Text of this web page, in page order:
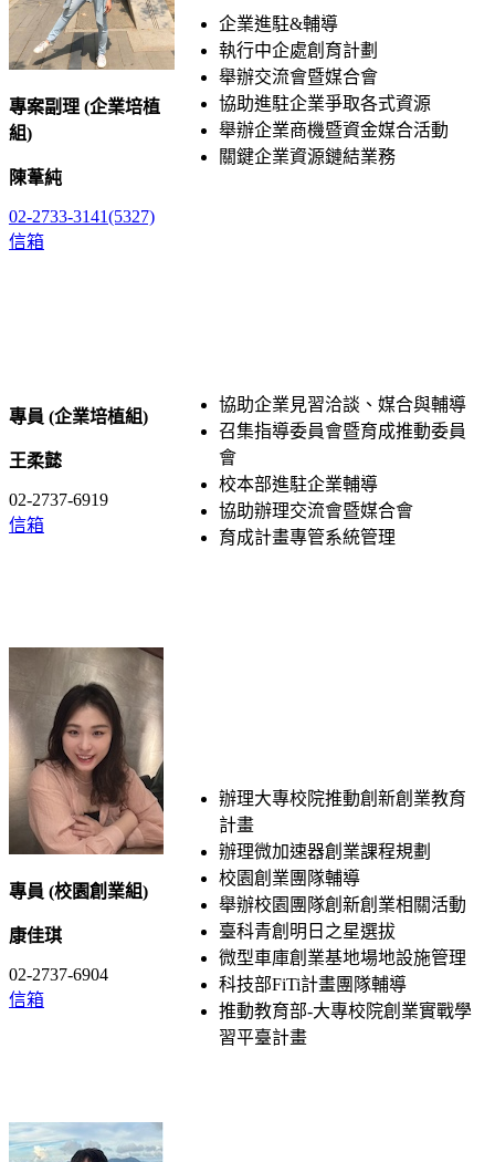
專案副理 (企業培植
組)
陳葦純
02-2733-3141(5327)
信箱
企業進駐&輔導
執行中企處創育計劃
舉辦交流會暨媒合會
協助進駐企業爭取各式資源
舉辦企業商機暨資金媒合活動
關鍵企業資源鏈結業務
專員 (企業培植組)
王柔懿
02-2737-6919
信箱
協助企業見習洽談、媒合與輔導
召集指導委員會暨育成推動委員
會
校本部進駐企業輔導
協助辦理交流會暨媒合會
育成計畫專管系統管理
專員 (校園創業組)
康佳琪
02-2737-6904
信箱
辦理大專校院推動創新創業教育
計畫
辦理微加速器創業課程規劃
校園創業團隊輔導
舉辦校園團隊創新創業相關活動
臺科青創明日之星選拔
微型車庫創業基地場地設施管理
科技部FiTi計畫團隊輔導
推動教育部-大專校院創業實戰學
習平臺計畫